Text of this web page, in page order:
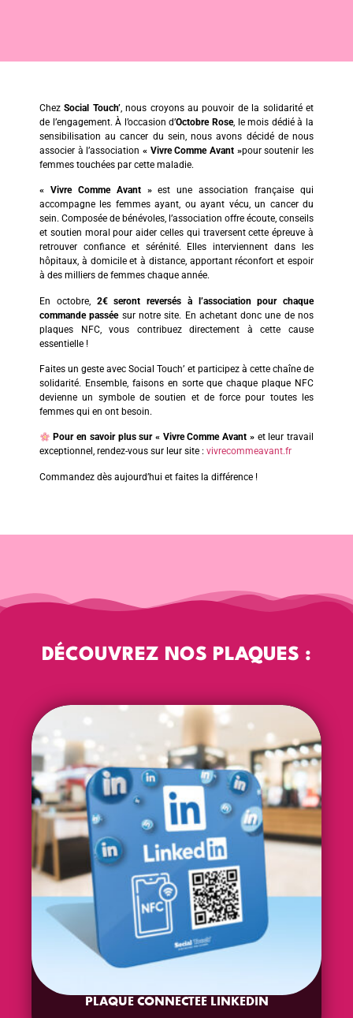
ChezSocial Touch’, nous croyons au pouvoir de la solidarité et
de l’engagement. À l’occasion d’Octobre Rose, le mois dédié à la
sensibilisation au cancer du sein, nous avons décidé de nous
associer à l’association « Vivre Comme Avant »pour soutenir les
femmes touchées par cette maladie.
« Vivre Comme Avant »est une association française qui
accompagne les femmes ayant, ou ayant vécu, un cancer du
sein. Composée de bénévoles, l’association offre écoute, conseils
et soutien moral pour aider celles qui traversent cette épreuve à
retrouver confiance et sérénité. Elles interviennent dans les
hôpitaux, à domicile et à distance, apportant réconfort et espoir
à des milliers de femmes chaque année.
En octobre, 2€ seront reversés à l’association pour chaque
commande passéesur notre site. En achetant donc une de nos
plaques NFC, vous contribuez directement à cette cause
essentielle !
Faites un geste avec Social Touch’ et participez à cette chaîne de
solidarité. Ensemble, faisons en sorte que chaque plaque NFC
devienne un symbole de soutien et de force pour toutes les
femmes qui en ont besoin.
Pour en savoir plus sur « Vivre Comme Avant »et leur travail
exceptionnel, rendez-vous sur leur site : vivrecommeavant.fr
Commandez dès aujourd’hui et faites la différence !
DÉCOUVREZ NOS PLAQUES :
PLAQUE CONNECTEE LINKEDIN